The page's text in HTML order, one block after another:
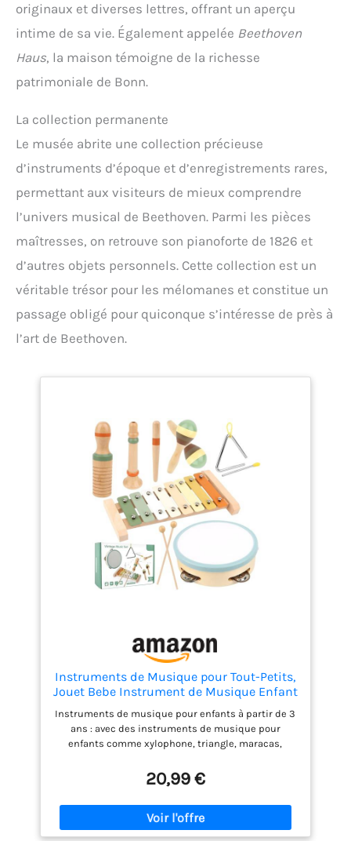
originaux et diverses lettres, offrant un aperçu
intime de sa vie. Également appelée Beethoven
Haus, la maison témoigne de la richesse
patrimoniale de Bonn.
La collection permanente
Le musée abrite une collection précieuse
d’instruments d’époque et d’enregistrements rares,
permettant aux visiteurs de mieux comprendre
l’univers musical de Beethoven. Parmi les pièces
maîtresses, on retrouve son pianoforte de 1826 et
d’autres objets personnels. Cette collection est un
véritable trésor pour les mélomanes et constitue un
passage obligé pour quiconque s’intéresse de près à
l’art de Beethoven.
Instruments de Musique pour Tout-Petits,
Jouet Bebe Instrument de Musique Enfant
Batterie Xylophone Bebe Instrument,
Jouets musicaux Montessori pour bébés,
pour Bois Cadeau Enfant 3 4 5 Ans
Instruments de musique pour enfants à partir de 3
ans : avec des instruments de musique pour
enfants comme xylophone, triangle, maracas,
explorer le ton, le volume et le rythme à travers
différents instruments. Les tons riches peuvent
aider votre enfant à améliorer sa sensibilité à la
musique. Sécurité et durabilité : les instruments de
musique pour enfants sont fabriqués en bois 100 %
20,99 €